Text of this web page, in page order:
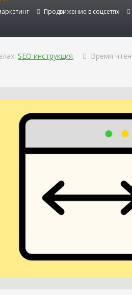
Продвижение в соцсетях
SEO инструкция. Время